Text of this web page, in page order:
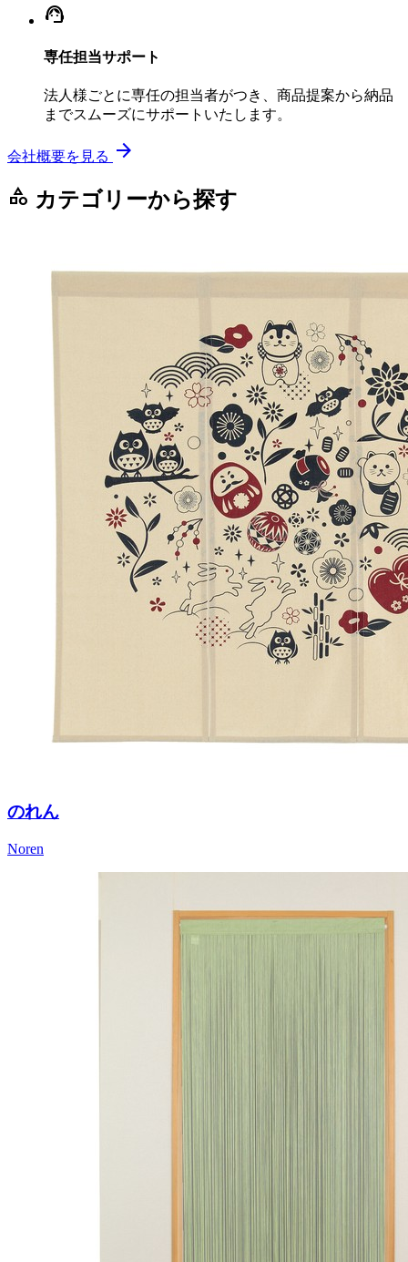
support_agent
専任担当サポート
法人様ごとに専任の担当者がつき、商品提案から納品
までスムーズにサポートいたします。
会社概要を見る arrow_forward
category カテゴリーから探す
のれん
Noren